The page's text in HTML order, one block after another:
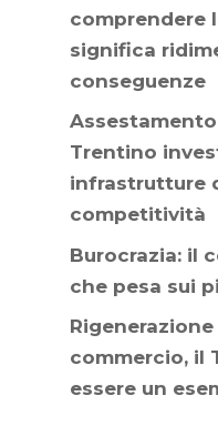
comprendere
significa
conseguenze
Trentino
infrastrutture
competitività
Burocrazia: il
che pesa sui
commercio, il
essere un